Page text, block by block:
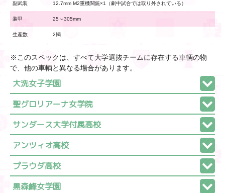
副武装 12.7mm M2重機関銃×1（劇中試合では取り外されている）
装甲 25～305mm
生産数 2輌
※このスペックは、すべて大学選抜チームに存在する車輌の物
で、他の車輌と異なる場合があります。
大洗女子学園
聖グロリアーナ女学院
サンダース大学付属高校
アンツィオ高校
プラウダ高校
黒森峰女学園